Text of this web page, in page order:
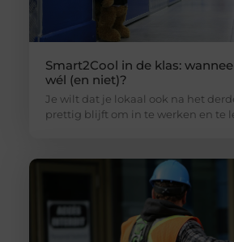
Smart2Cool in de klas:
wél (en niet)?
Je wilt dat je lokaal ook na het
prettig blijft om in te werken en te